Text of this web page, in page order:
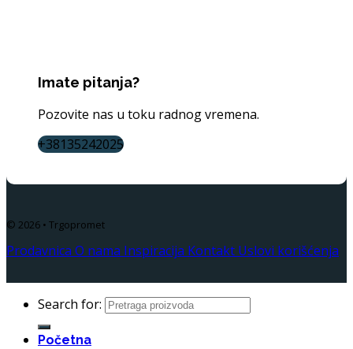
Imate pitanja?
Pozovite nas u toku radnog vremena.
+38135242025
© 2026 • Trgopromet
Prodavnica O nama Inspiracija Kontakt Uslovi korišćenja
Search for:
Početna